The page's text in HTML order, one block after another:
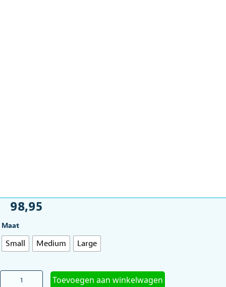
98,95
Maat
Small Medium Large
Aantrekhulp
Toevoegen aan winkelwagen